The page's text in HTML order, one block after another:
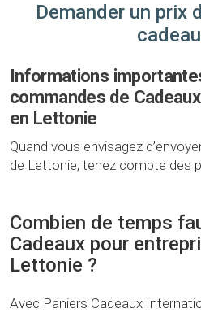
Demander un prix
Informations
commandes de
en Lettonie
Quand vous envisagez
de Lettonie, tenez compte des
Combien de temps
Cadeaux pour
Lettonie ?
Avec Paniers Cadeaux